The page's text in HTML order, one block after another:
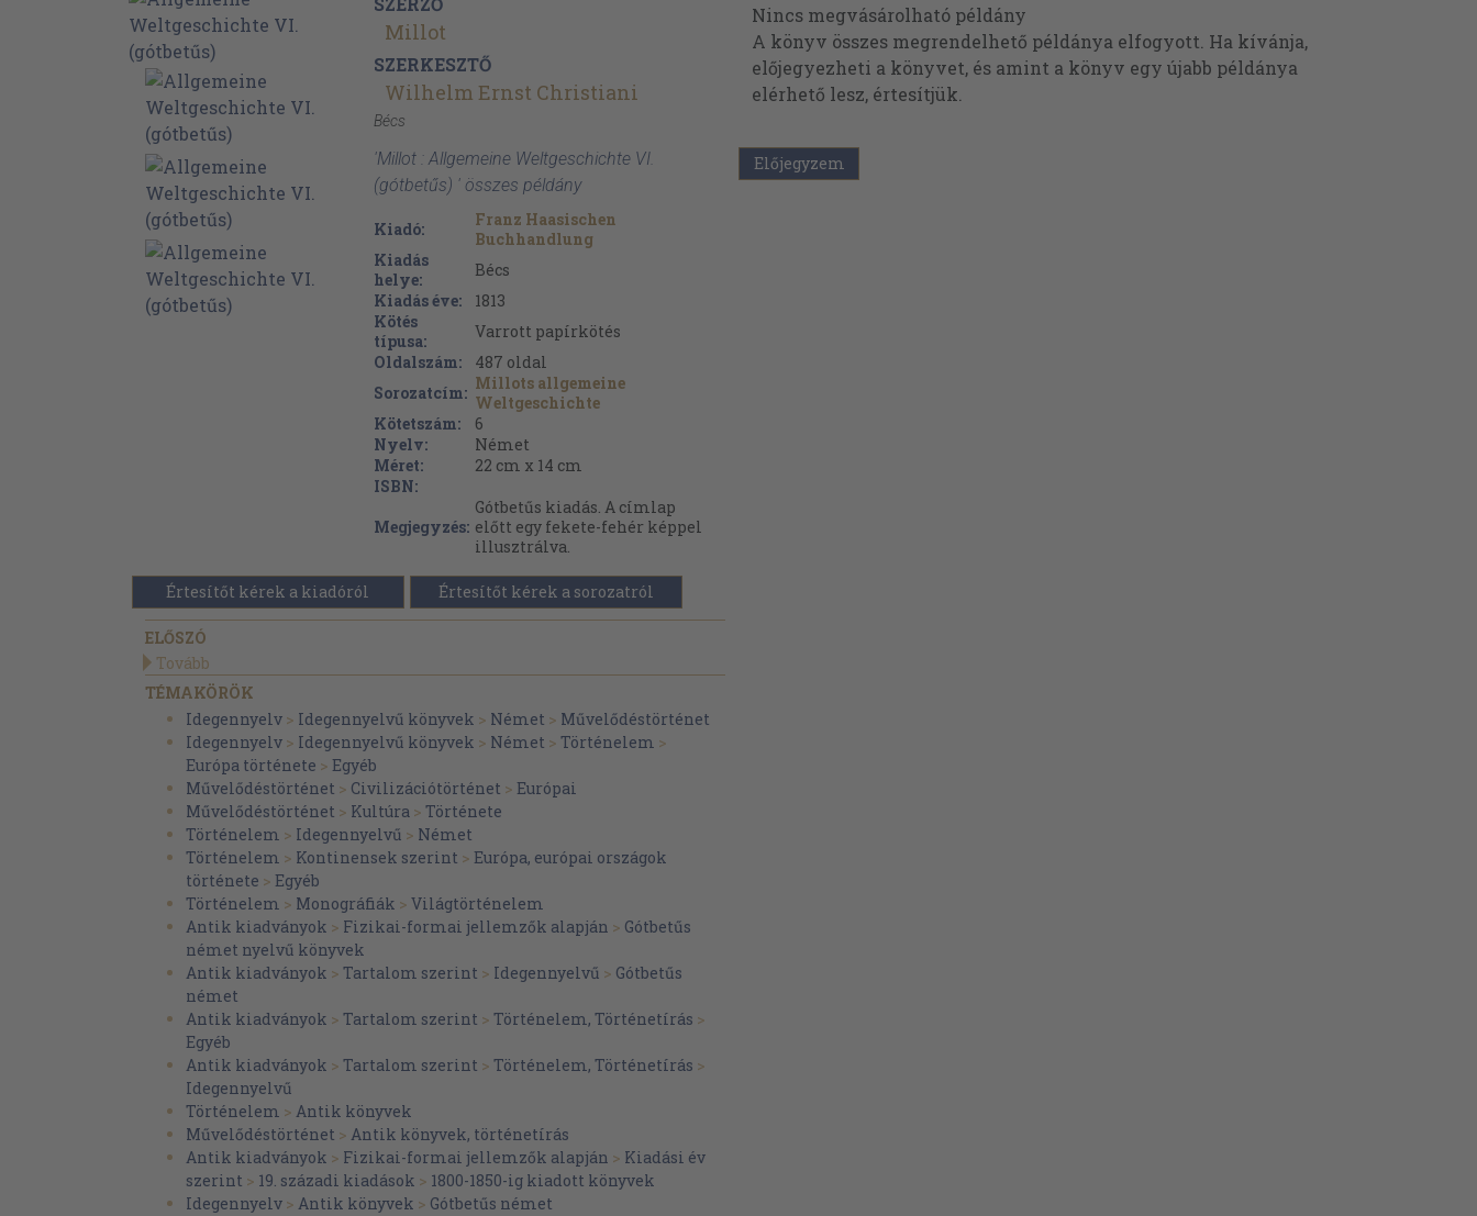
Millot
SZERKESZTŐ
Wilhelm Ernst Christiani
Bécs
'Millot : Allgemeine Weltgeschichte VI.
(gótbetűs) ' összes példány
Kiadó:
Franz Haasischen
Buchhandlung
Kiadás
helye:
Bécs
Kiadás éve:
1813
Kötés
típusa:
Varrott papírkötés
Oldalszám:
487 oldal
Sorozatcím: Millots allgemeine
Weltgeschichte
Kötetszám:
6
Nyelv:
Német
Méret:
22 cm x 14 cm
ISBN:
Megjegyzés:
Gótbetűs kiadás. A címlap
előtt egy fekete-fehér képpel
illusztrálva.
Értesítőt kérek a kiadóról Értesítőt kérek a sorozatról
ELŐSZÓ
Tovább
TÉMAKÖRÖK
Idegennyelv > Idegennyelvű könyvek > Német > Művelődéstörténet
Idegennyelv > Idegennyelvű könyvek > Német > Történelem >
Európa története > Egyéb
Művelődéstörténet > Civilizációtörténet > Európai
Művelődéstörténet > Kultúra > Története
Történelem > Idegennyelvű > Német
Történelem > Kontinensek szerint > Európa, európai országok
története > Egyéb
Történelem > Monográfiák > Világtörténelem
Antik kiadványok > Fizikai-formai jellemzők alapján > Gótbetűs
német nyelvű könyvek
Antik kiadványok > Tartalom szerint > Idegennyelvű > Gótbetűs
német
Antik kiadványok > Tartalom szerint > Történelem, Történetírás >
Egyéb
Antik kiadványok > Tartalom szerint > Történelem, Történetírás >
Idegennyelvű
Történelem > Antik könyvek
Művelődéstörténet > Antik könyvek, történetírás
Antik kiadványok > Fizikai-formai jellemzők alapján > Kiadási év
szerint > 19. századi kiadások > 1800-1850-ig kiadott könyvek
Idegennyelv > Antik könyvek > Gótbetűs német
Nincs megvásárolható példány
A könyv összes megrendelhető példánya elfogyott. Ha kívánja,
előjegyezheti a könyvet, és amint a könyv egy újabb példánya
elérhető lesz, értesítjük.
Előjegyzem